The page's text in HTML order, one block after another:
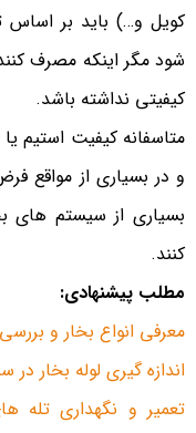
شود مگر اینکه مصرف
کیفیتی نداشته باشد.
متاسفانه کیفیت استیم
کنند.
مطلب پیشنهادی:
معرفی انواع بخار و
اندازه گیری لوله بخار در
تعمیر و نگهداری تله